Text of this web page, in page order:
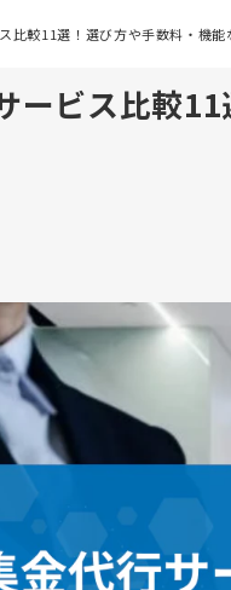
比較11選！選び方や手数料・機能
ービス比較